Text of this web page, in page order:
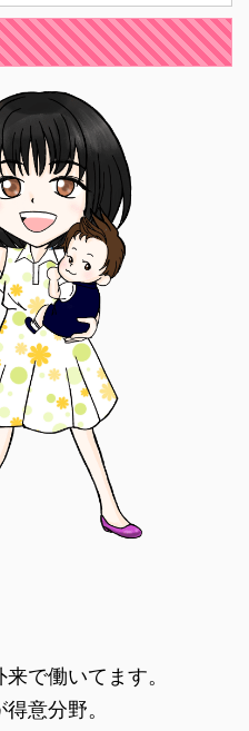
で働いてます。
意分野。